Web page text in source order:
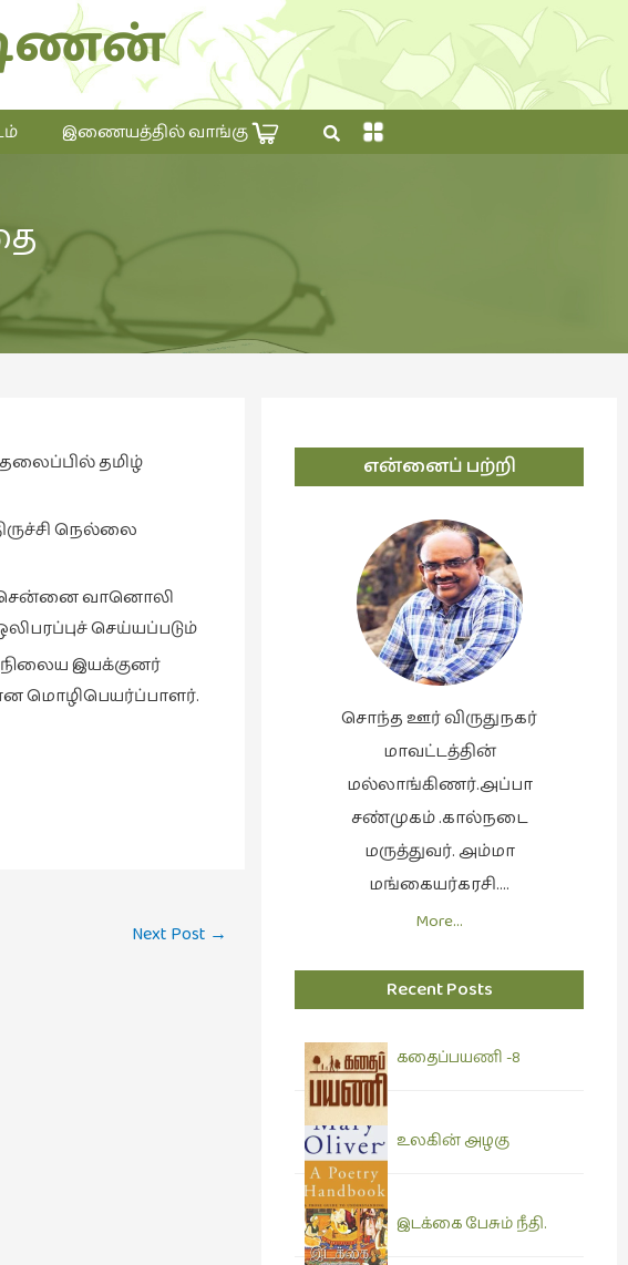
இணையத்தில் வாங்கு
தமிழ்
நெல்லை
சென்னை வானொலி
செய்யப்படும்
இயக்குனர்
மொழிபெயர்ப்பாளர்.
Next Post →
என்னைப் பற்றி
சொந்த ஊர் விருதுநகர்
மாவட்டத்தின்
மல்லாங்கிணர்.அப்பா
சண்முகம் .கால்நடை
மருத்துவர். அம்மா
மங்கையர்கரசி….
More…
Recent Posts
கதைப்பயணி -8
உலகின் அழகு
இடக்கை பேசும் நீதி.